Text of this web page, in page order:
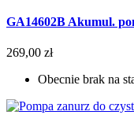
GA14602B Akumul.
269,00 zł
Obecnie brak na